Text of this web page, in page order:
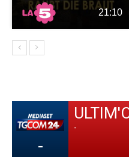
21:10
-
-